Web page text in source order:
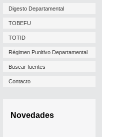
Digesto Departamental
TOBEFU
TOTID
Régimen Punitivo Departamental
Buscar fuentes
Contacto
Novedades